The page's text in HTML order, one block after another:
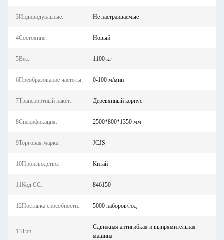
3Индивидуальные: Не настраиваемые
4Состояние: Новый
5Вес: 1100 кг
6Преобразование частоты: 0-100 м/мин
7Транспортный пакет: Деревянный корпус
8Спецификация: 2500*800*1350 мм
9Торговая марка: JCJS
10Производство: Китай
11Код СС: 846150
12Поставка способности: 5000 наборов/год
13Тип:
Сдвижная антигибкая и выпрямительная
машина